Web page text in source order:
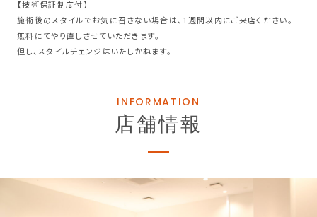
【技術保証制度付】
施術後のスタイルでお気に召さない場合は、1週間以内にご来店ください。
無料にてやり直しさせていただきます。
但し、スタイルチェンジはいたしかねます。
INFORMATION
店舗情報